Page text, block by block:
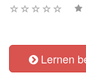
Lernen